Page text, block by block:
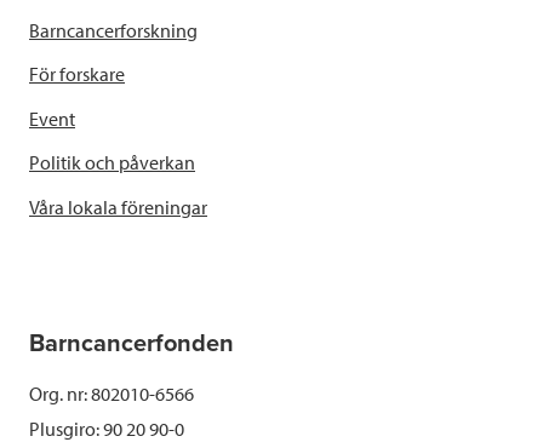
Barncancerforskning
För forskare
Event
Politik och påverkan
Våra lokala föreningar
Barncancerfonden
Org. nr: 802010-6566
Plusgiro: 90 20 90-0